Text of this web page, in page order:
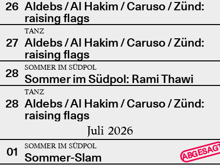
26 Aldebs / Al Hakim / Caruso / Zünd:
raising flags
27
TANZ
Aldebs / Al Hakim / Caruso / Zünd:
raising flags
28
SOMMER IM SÜDPOL
Sommer im Südpol: Rami Thawi
28
TANZ
Aldebs / Al Hakim / Caruso / Zünd:
raising flags
Juli 2026
01 SOMMER IM SÜDPOL
Sommer-Slam